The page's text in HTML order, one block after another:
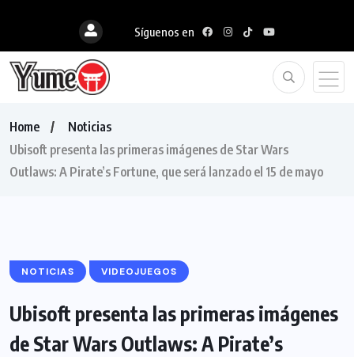
Síguenos en
Home
Noticias
Ubisoft presenta las primeras imágenes de Star Wars
Outlaws: A Pirate’s Fortune, que será lanzado el 15 de mayo
NOTICIAS VIDEOJUEGOS
Ubisoft presenta las primeras imágenes
de Star Wars Outlaws: A Pirate’s